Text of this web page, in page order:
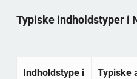
Typiske indholdstyper i
Indholdstype i
Typiske